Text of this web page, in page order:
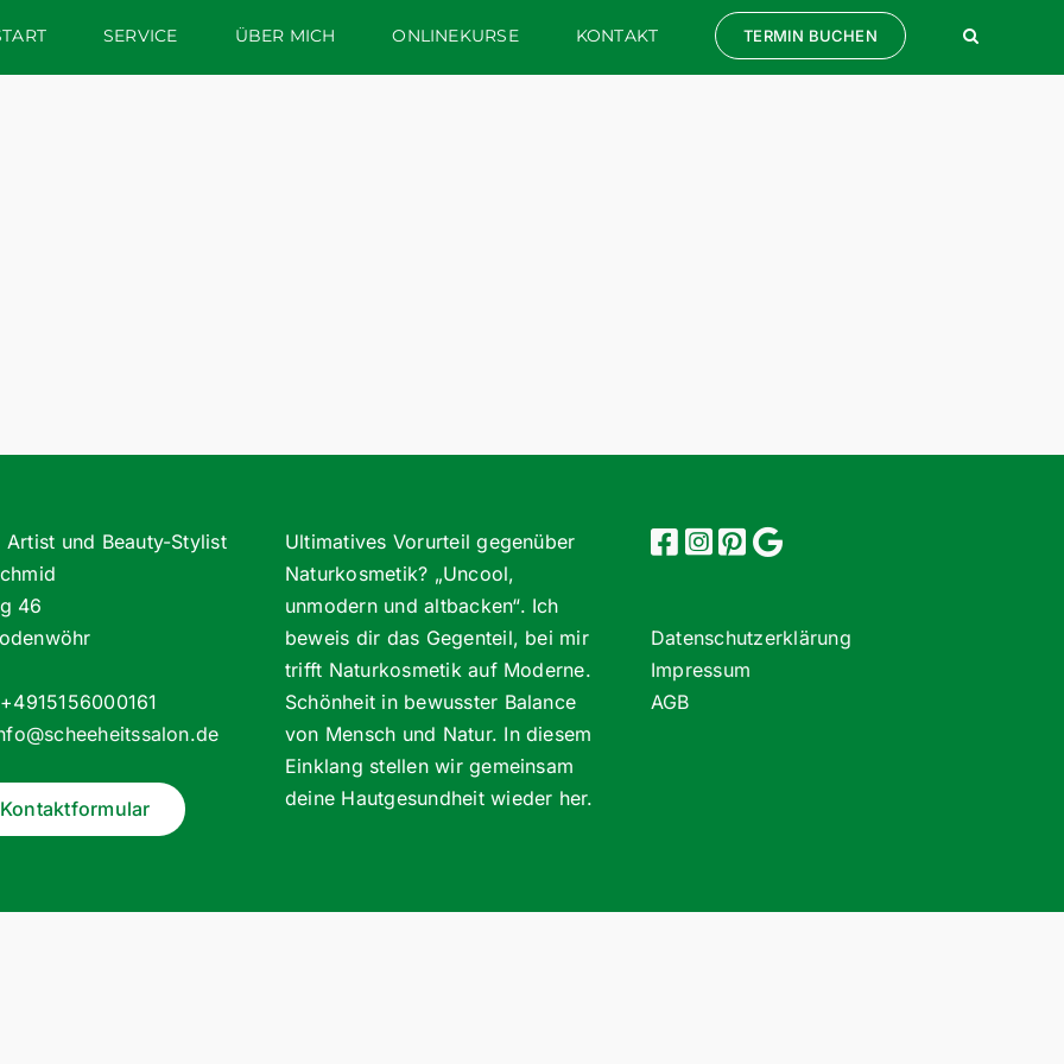
SERVICE ÜBER MICH ONLINEKURSE KONTAKT TERMIN BUCHEN
Artist und Beauty-Stylist
46
Ultimatives Vorurteil gegenüber
Naturkosmetik? „Uncool,
unmodern und altbacken“. Ich
beweis dir das Gegenteil, bei mir
trifft Naturkosmetik auf Moderne.
Schönheit in bewusster Balance
von Mensch und Natur. In diesem
Einklang stellen wir gemeinsam
deine Hautgesundheit wieder her.
Datenschutzerklärung
Impressum
AGB